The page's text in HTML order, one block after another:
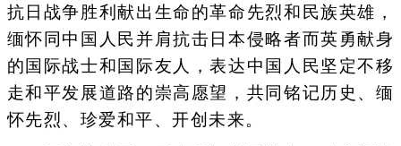
抗日战争胜利献出生命的革命先烈和民族英雄，
缅怀同中国人民并肩抗击日本侵略者而英勇献身
的国际战士和国际友人，表达中国人民坚定不移
走和平发展道路的崇高愿望，共同铭记历史、缅
怀先烈、珍爱和平、开创未来。